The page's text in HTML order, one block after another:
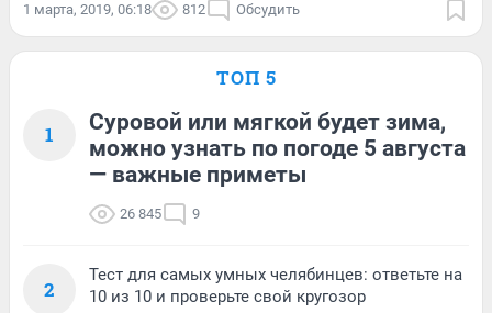
1 марта, 2019, 06:18 812 Обсудить
ТОП 5
1
Суровой или мягкой будет зима,
можно узнать по погоде 5 августа
— важные приметы
26 845 9
2
Тест для самых умных челябинцев: ответьте на
10 из 10 и проверьте свой кругозор